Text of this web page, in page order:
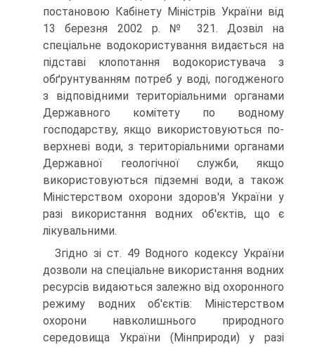
постановою Кабінету Міністрів України від
13 бе­резня 2002 р. № 321. Дозвіл на
спеціальне водокористування видаєть­ся на
підставі клопотання водокористувача з
обґрунтуванням потреб у воді, погодженого
з відповідними територіальними органами
Держав­ного комітету по водному
господарству, якщо використовуються по­
верхневі води, з територіальними органами
Державної геологічної служби, якщо
використовуються підземні води, а також
Міністерст­вом охорони здоров'я України у
разі використання водних об'єктів, що є
лікувальними.
Згідно зі ст. 49 Водного кодексу України
дозволи на спеціальне використання водних
ресурсів видаються залежно від охоронного
ре­жиму водних об'єктів: Міністерством
охорони навколишнього приро­дного
середовища України (Мінприроди) у разі